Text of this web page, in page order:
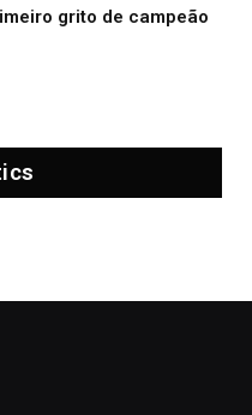
grito de campeão